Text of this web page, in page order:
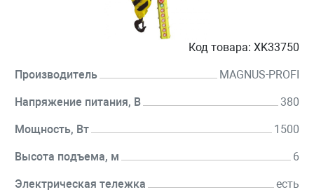
Код товара: XK33750
Производитель MAGNUS-PROFI
Напряжение питания, В 380
Мощность, Вт 1500
Высота подъема, м 6
Электрическая тележка есть